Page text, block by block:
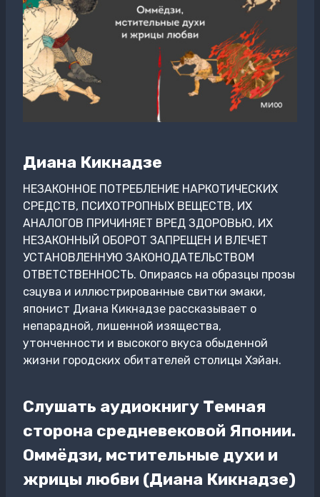
Диана Кикнадзе
НЕЗАКОННОЕ ПОТРЕБЛЕНИЕ НАРКОТИЧЕСКИХ
СРЕДСТВ, ПСИХОТРОПНЫХ ВЕЩЕСТВ, ИХ
АНАЛОГОВ ПРИЧИНЯЕТ ВРЕД ЗДОРОВЬЮ, ИХ
НЕЗАКОННЫЙ ОБОРОТ ЗАПРЕЩЕН И ВЛЕЧЕТ
УСТАНОВЛЕННУЮ ЗАКОНОДАТЕЛЬСТВОМ
ОТВЕТСТВЕННОСТЬ. Опираясь на образцы прозы
сэцува и иллюстрированные свитки эмаки,
японист Диана Кикнадзе рассказывает о
непарадной, лишенной изящества,
утонченности и высокого вкуса обыденной
жизни городских обитателей столицы Хэйан.
Слушать аудиокнигу Темная
сторона средневековой Японии.
Оммёдзи, мстительные духи и
жрицы любви (Диана Кикнадзе)